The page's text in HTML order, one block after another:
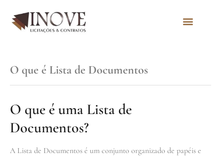
O que é Lista de Documentos
O que é uma Lista de
Documentos?
A Lista de Documentos é um conjunto organizado de papéis e